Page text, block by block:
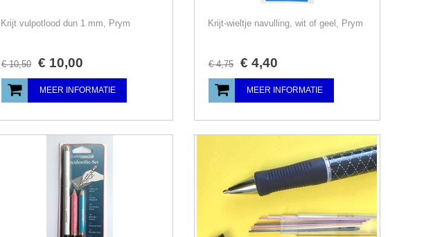
Krijt vulpotlood dun 1 mm, Prym
€ 10,50 € 10,00
MEER INFORMATIE
Krijt-wieltje navulling, wit of geel, Prym
€ 4,75 € 4,40
MEER INFORMATIE